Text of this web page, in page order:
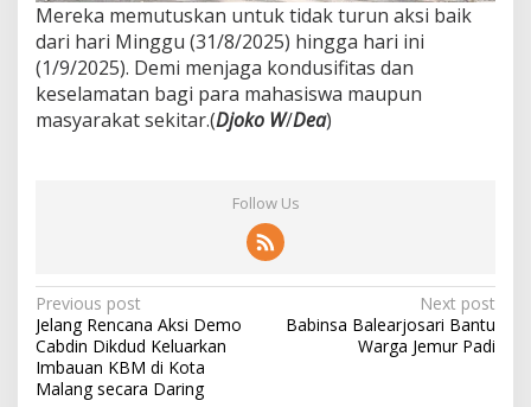
Mereka memutuskan untuk tidak turun aksi baik
dari hari Minggu (31/8/2025) hingga hari ini
(1/9/2025). Demi menjaga kondusifitas dan
keselamatan bagi para mahasiswa maupun
masyarakat sekitar.(Djoko W/Dea)
Follow Us
P
o
s
Previous post
Jelang Rencana Aksi Demo
Cabdin Dikdud Keluarkan
Imbauan KBM di Kota
Malang secara Daring
Next post
Babinsa Balearjosari Bantu
Warga Jemur Padi